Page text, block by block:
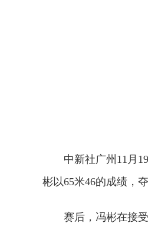
中新社广州11月
彬以65米46的成绩，
赛后，冯彬在接